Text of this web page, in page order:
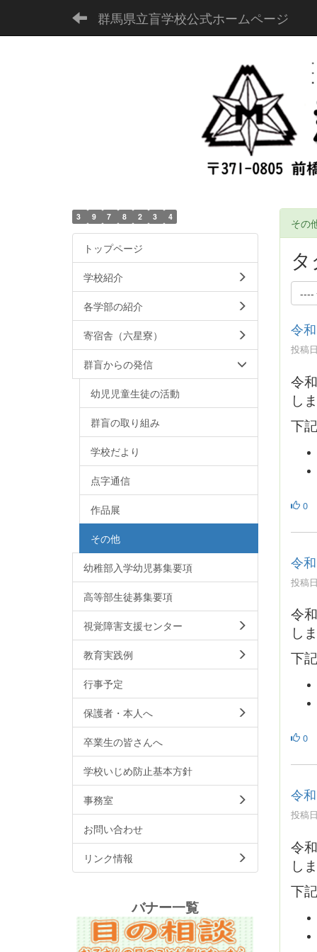
群馬県立盲学校公式ホームページ
その
----
令
投稿
令
し
下
0
令
投稿
令
し
下
0
令
投稿
令
し
下
3 9 7 8 2 3 4
トップページ
学校紹介
各学部の紹介
寄宿舎（六星寮）
群盲からの発信
幼児児童生徒の活動
群盲の取り組み
学校だより
点字通信
作品展
その他
幼稚部入学幼児募集要項
高等部生徒募集要項
視覚障害支援センター
教育実践例
行事予定
保護者・本人へ
卒業生の皆さんへ
学校いじめ防止基本方針
事務室
お問い合わせ
リンク情報
バナー一覧